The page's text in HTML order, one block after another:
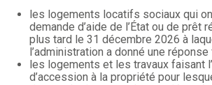
les logements locatifs sociaux qui
demande d’aide de l’État ou de prêt
plus tard le 31 décembre 2026 à
l’administration a donné une
les logements et les travaux faisant
d’accession à la propriété pour